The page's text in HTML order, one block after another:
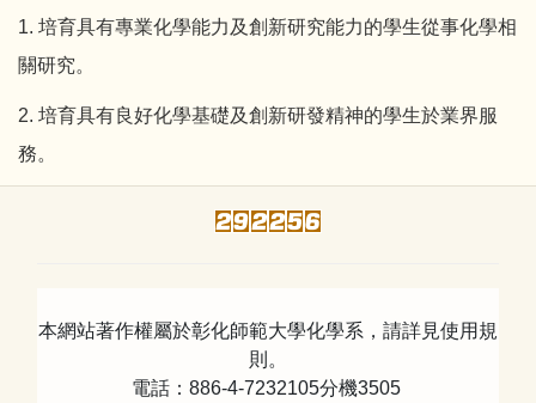
1. 培育具有專業化學能力及創新研究能力的學生從事化學相
關研究。
2. 培育具有良好化學基礎及創新研發精神的學生於業界服
務。
本網站著作權屬於彰化師範大學化學系，請詳見使用規
則。
電話：886-4-7232105分機3505